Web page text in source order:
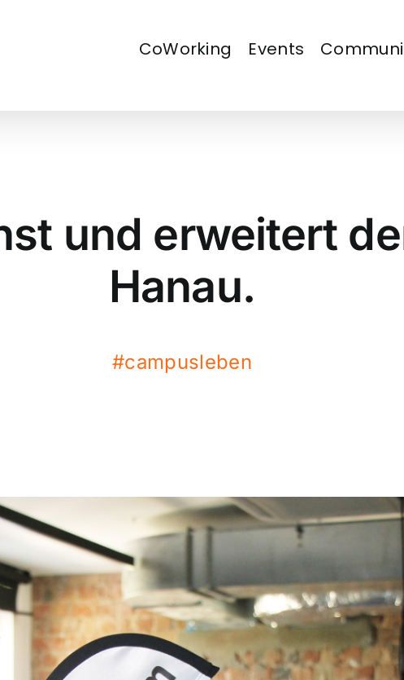
CoWorking Events
und erweitert
Hanau.
#campusleben